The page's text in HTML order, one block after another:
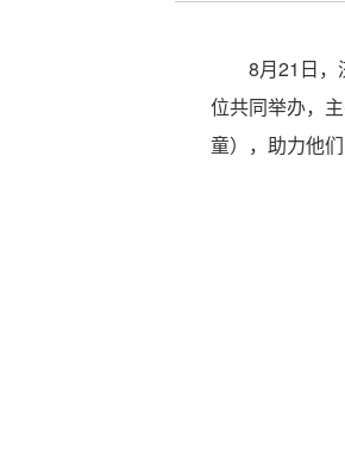
8月21日，
位共同举办，
童），助力他们